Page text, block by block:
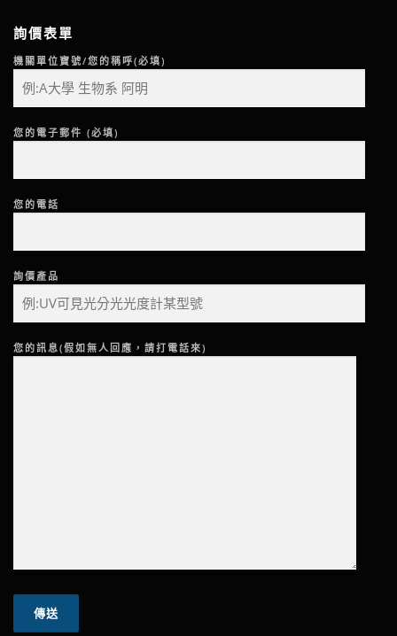
詢價表單
機關單位寶號/您的稱呼(必填)
您的電子郵件 (必填)
您的電話
詢價產品
您的訊息(假如無人回應，請打電話來)